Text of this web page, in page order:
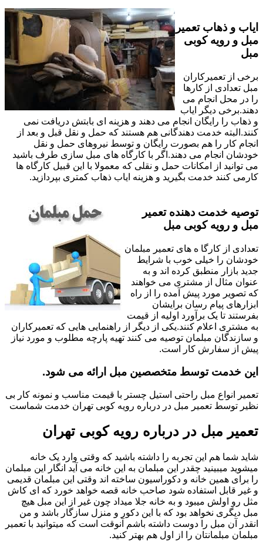
ایاب و ذهاب تعمیر
مبل و رویه کوبی
مبل
برخی از تعمیرکاران
مبل تعدادی از کارها
را در محل انجام می
دهند.برخی دیگر ایاب
و ذهاب را رایگان انجام می دهند و هزینه ای بابتش دریافت نمی
کنند.البته خدمت دهندگانی هم هستند که حمل و نقل قبل و بعد از
انجام کار را هم بصورت رایگان و توسط نیروهای حمل و نقل
خودشان انجام می دهند.اگر با کارگاه های مبل سازی طرف باشید
می توانید از امکانات حمل و نقلی که معمولا با این قبیل کارگاه ها
کارمی کنند خدمت بگیرید و هزینه ایاب ذهاب کمتری بپردازید.
توصیه خدمت دهنده تعمیر
مبل و رویه کوبی مبل
تعدادی از کارگا ه های تعمیر مبلمان
خودشان را خیلی خوب با شرایط
جدید بازار منطبق کرده اند و به
عنوان مثال از مشتری می خواهند
که تصویر مورد پیش آمده را از راه
ابزارهای پیام رسان برایشان
بفرستند تا یک برآورد اولیه از قیمت
به مشتری اعلام کنند.یکی از دیگر از راهنمایی هایی که تعمیرکاران
و سازندگان مبلمان توصیه می کنند تهیه پارچه مطلوب و مورد نیاز
پیش از سفارش کار است.
این خدمت توسط متخصصین مبل ارائه می شود.
تعمیر انواع مبل راحتی استیل چستر با قیمت مناسب و نمونه کار بی
نظیر توسط تعمیر مبل در درباره رویه کوبی تهران خدمت شماست
تعمیر مبل در درباره رویه کوبی تهران
شاید شما هم این تجربه را داشته باشید که وقتی وارد یک خانه
میشوید میبینید چقدر این مبلمان به این خانه می آید انگار این مبلمان
را برای همین خانه و دکوراسیون ساخته اند وقتی این مبلمان قدیمی
و غیر قابل استفاده شود صاحب خانه قصه خواهد خورد که ای کاش
مثل رو اولش میبود و به خانه جلا میداد چون غیر از این مبل هیچ
مبل دیگری نخواهد بود که با این دکور و منزل سازگار باشد و من
انقدر آن مبل را دوست داشته باشم آنوقت است که میتوانید با تعمیر
مبلمان مبلمانتان را از اول هم بهتر کنید.